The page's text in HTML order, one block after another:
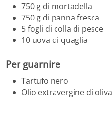
750 g di mortadella
750 g di panna fresca
5 fogli di colla di pesce
10 uova di quaglia
Per guarnire
Tartufo nero
Olio extravergine di oliva